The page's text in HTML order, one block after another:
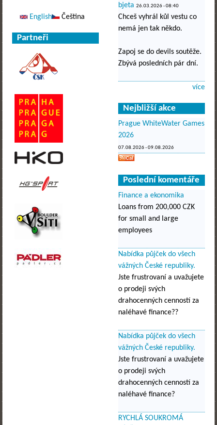
English Čeština
Partneři
bjeta 26.03.2026 - 08:40
Chceš vyhrál kůl vestu co
nemá jen tak někdo.
Zapoj se do devils soutěže.
Zbývá posledních pár dní.
více
Nejbližší akce
Prague WhiteWater Games
2026
07.08.2026-09.08.2026
Poslední komentáře
Finance a ekonomika
Loans from 200,000 CZK
for small and large
employees
Nabídka půjček do všech
vážných České republiky.
Jste frustrovaní a uvažujete
o prodeji svých
drahocenných cenností za
naléhavé finance??
Nabídka půjček do všech
vážných České republiky.
Jste frustrovaní a uvažujete
o prodeji svých
drahocenných cenností za
naléhavé finance?
RYCHLÁ SOUKROMÁ